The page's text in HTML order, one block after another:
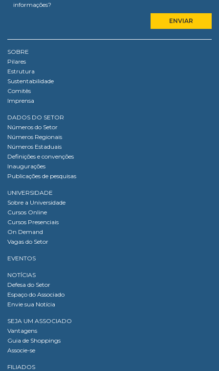
informações?
SOBRE
Pilares
Estrutura
Sustentabilidade
Comitês
Imprensa
DADOS DO SETOR
Números do Setor
Números Regionais
Números Estaduais
Definições e convenções
Inaugurações
Publicações de pesquisas
UNIVERSIDADE
Sobre a Universidade
Cursos Online
Cursos Presenciais
On Demand
Vagas do Setor
EVENTOS
NOTÍCIAS
Defesa do Setor
Espaço do Associado
Envie sua Notícia
SEJA UM ASSOCIADO
Vantagens
Guia de Shoppings
Associe-se
FILIADOS